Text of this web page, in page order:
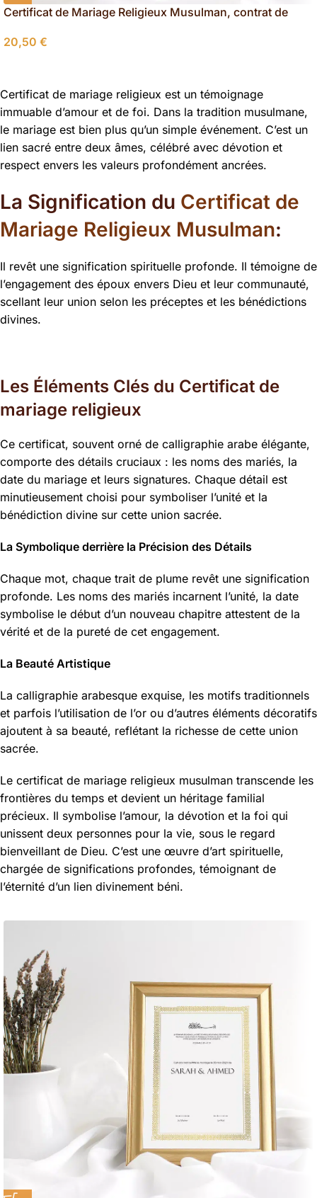
Certificat de Mariage Religieux Musulman, contrat de
20,50 €
Certificat de mariage religieux est un témoignage
immuable d’amour et de foi. Dans la tradition musulmane,
le mariage est bien plus qu’un simple événement. C’est un
lien sacré entre deux âmes, célébré avec dévotion et
respect envers les valeurs profondément ancrées.
La Signification du Certificat de
Mariage Religieux Musulman:
Il revêt une signification spirituelle profonde. Il témoigne de
l’engagement des époux envers Dieu et leur communauté,
scellant leur union selon les préceptes et les bénédictions
divines.
Les Éléments Clés du Certificat de
mariage religieux
Ce certificat, souvent orné de calligraphie arabe élégante,
comporte des détails cruciaux : les noms des mariés, la
date du mariage et leurs signatures. Chaque détail est
minutieusement choisi pour symboliser l’unité et la
bénédiction divine sur cette union sacrée.
La Symbolique derrière la Précision des Détails
Chaque mot, chaque trait de plume revêt une signification
profonde. Les noms des mariés incarnent l’unité, la date
symbolise le début d’un nouveau chapitre attestent de la
vérité et de la pureté de cet engagement.
La Beauté Artistique
La calligraphie arabesque exquise, les motifs traditionnels
et parfois l’utilisation de l’or ou d’autres éléments décoratifs
ajoutent à sa beauté, reflétant la richesse de cette union
sacrée.
Le certificat de mariage religieux musulman transcende les
frontières du temps et devient un héritage familial
précieux. Il symbolise l’amour, la dévotion et la foi qui
unissent deux personnes pour la vie, sous le regard
bienveillant de Dieu. C’est une œuvre d’art spirituelle,
chargée de significations profondes, témoignant de
l’éternité d’un lien divinement béni.